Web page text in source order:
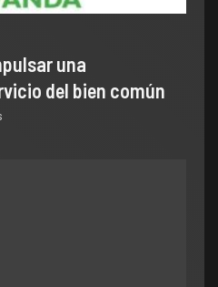
una
del bien común